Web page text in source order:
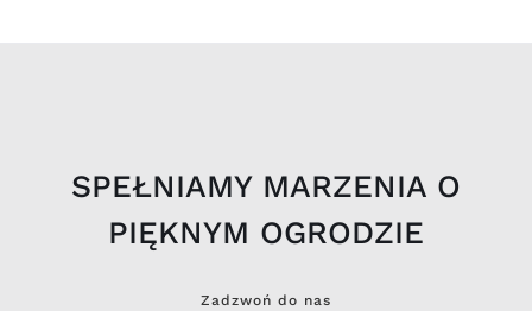
SPEŁNIAMY MARZENIA O
PIĘKNYM OGRODZIE
Zadzwoń do nas